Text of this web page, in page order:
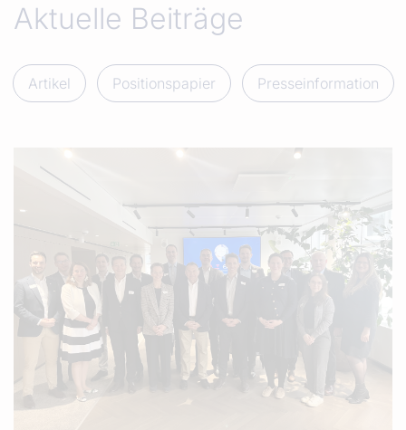
Aktuelle Beiträge
Artikel Positionspapier Presseinformation